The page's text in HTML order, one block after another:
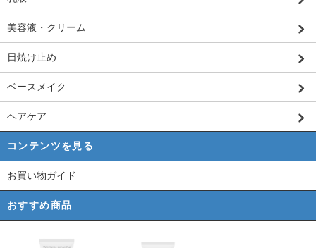
美容液・クリーム
日焼け止め
ベースメイク
ヘアケア
コンテンツを見る
お買い物ガイド
おすすめ商品